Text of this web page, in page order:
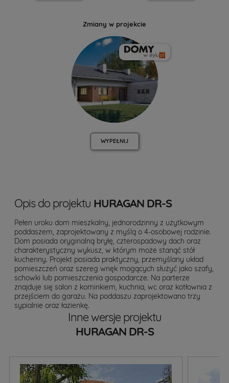
Zmiany w projekcie
WYPEŁNIJ
Opis do projektu HURAGAN DR-S
Pełen uroku dom mieszkalny, jednorodzinny z użytkowym
poddaszem, zaprojektowany z myślą o 4-osobowej rodzinie.
Dom posiada oryginalną bryłę, czterospadowy dach oraz
charakterystyczny wykusz, w którym może stanąć stół
kuchenny. Projekt posiada praktyczny, przemyślany układ
pomieszczeń oraz szereg wnęk mogących służyć jako szafy,
schowki lub pomieszczenia gospodarcze. Na parterze
znajduje się salon z kominkiem, kuchnia, wc oraz kotłownia z
przejściem do garażu. Na poddaszu zaprojektowano trzy
sypialnie oraz łazienkę.
Inne wersje projektu
HURAGAN DR-S